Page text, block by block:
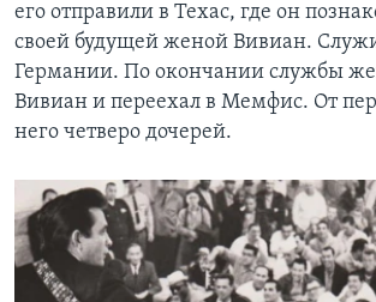
его отправили в Техас, где он
своей будущей женой Вивиан.
Германии. По окончании службы
Вивиан и переехал в Мемфис. От
него четверо дочерей.